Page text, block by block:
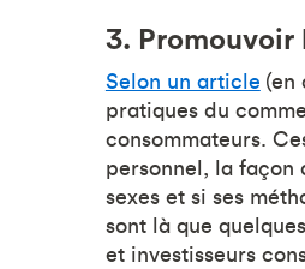
3.
Selon un article (en
pratiques du
consommateurs.
personnel, la façon
sexes et si ses
sont là que
et investisseurs